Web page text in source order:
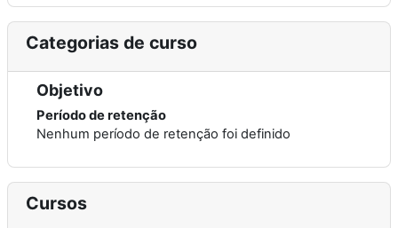
Categorias de curso
Objetivo
Período de retenção
Nenhum período de retenção foi definido
Cursos